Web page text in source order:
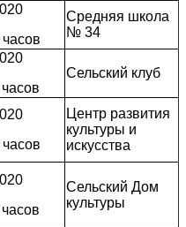
Средняя школа
№ 34
Сельский клуб
Центр развития
культуры и
искусства
Сельский Дом
культуры